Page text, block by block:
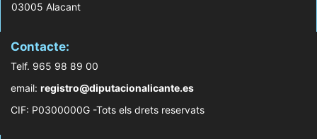
03005 Alacant
Contacte:
Telf. 965 98 89 00
email: registro@diputacionalicante.es
CIF: P0300000G -Tots els drets reservats